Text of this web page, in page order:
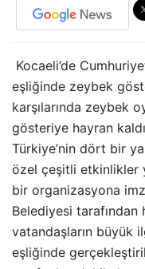
Kocaeli’de
eşliğinde zeybek
karşılarında zeybek
gösteriye hayran
Türkiye’nin dört bir
özel çeşitli etkinlikler
bir organizasyona
Belediyesi tarafından
vatandaşların büyük
eşliğinde